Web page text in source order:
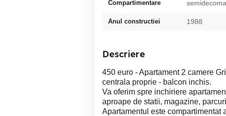
Compartimentare
Anul constructiei 1988
Descriere
450 euro - Apartament 2 camere
centrala proprie - balcon inchis.
Va oferim spre inchiriere
aproape de statii, magazine,
Apartamentul este compartimentat